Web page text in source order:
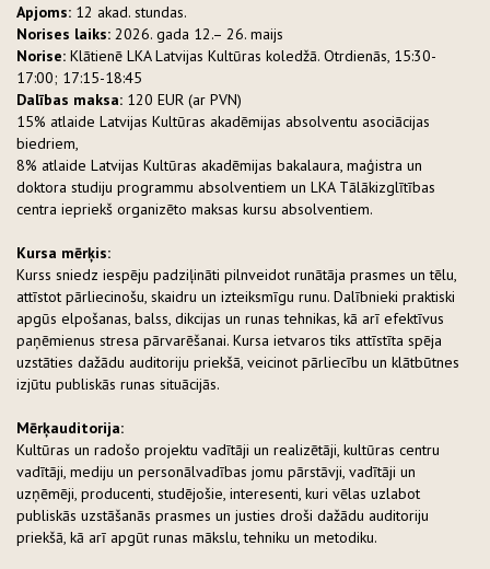
Apjoms: 12 akad. stundas.
Norises laiks: 2026. gada 12.– 26. maijs
Norise: Klātienē LKA Latvijas Kultūras koledžā. Otrdienās, 15:30-
17:00; 17:15-18:45
Dalības maksa: 120 EUR (ar PVN)
15% atlaide Latvijas Kultūras akadēmijas absolventu asociācijas
biedriem,
8% atlaide Latvijas Kultūras akadēmijas bakalaura, maģistra un
doktora studiju programmu absolventiem un LKA Tālākizglītības
centra iepriekš organizēto maksas kursu absolventiem.
Kursa mērķis:
Kurss sniedz iespēju padziļināti pilnveidot runātāja prasmes un tēlu,
attīstot pārliecinošu, skaidru un izteiksmīgu runu. Dalībnieki praktiski
apgūs elpošanas, balss, dikcijas un runas tehnikas, kā arī efektīvus
paņēmienus stresa pārvarēšanai. Kursa ietvaros tiks attīstīta spēja
uzstāties dažādu auditoriju priekšā, veicinot pārliecību un klātbūtnes
izjūtu publiskās runas situācijās.
Mērķauditorija:
Kultūras un radošo projektu vadītāji un realizētāji, kultūras centru
vadītāji, mediju un personālvadības jomu pārstāvji, vadītāji un
uzņēmēji, producenti, studējošie, interesenti, kuri vēlas uzlabot
publiskās uzstāšanās prasmes un justies droši dažādu auditoriju
priekšā, kā arī apgūt runas mākslu, tehniku un metodiku.